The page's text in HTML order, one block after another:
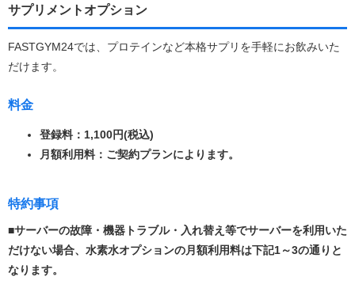
サプリメントオプション
FASTGYM24では、プロテインなど本格サプリを手軽にお飲みいた
だけます。
料金
登録料：1,100円(税込)
月額利用料：ご契約プランによります。
特約事項
■サーバーの故障・機器トラブル・入れ替え等でサーバーを利用いた
だけない場合、水素水オプションの月額利用料は下記1～3の通りと
なります。